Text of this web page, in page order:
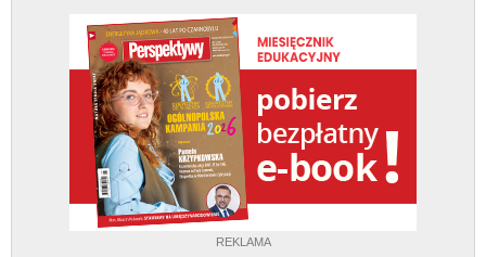
REKLAMA